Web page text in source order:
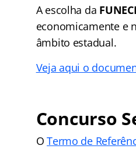
A escolha da
economicamente e
âmbito estadual.
Veja aqui o
Concurso
OTermo de